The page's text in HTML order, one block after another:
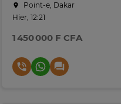
Point-e, Dakar
Hier, 12:21
1 450 000 F CFA